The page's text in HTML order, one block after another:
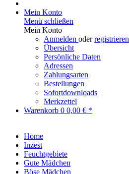
Mein Konto
Menü schließen
Mein Konto
Anmelden oderregistrieren
Übersicht
Persönliche Daten
Adressen
Zahlungsarten
Bestellungen
Sofortdownloads
Merkzettel
Warenkorb 0 0,00 € *
Home
Inzest
Feuchtgebiete
Gute Mädchen
Böse Mädchen